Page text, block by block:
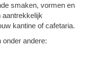
smaken, vormen en
aantrekkelijk
kantine of cafetaria.
onder andere: